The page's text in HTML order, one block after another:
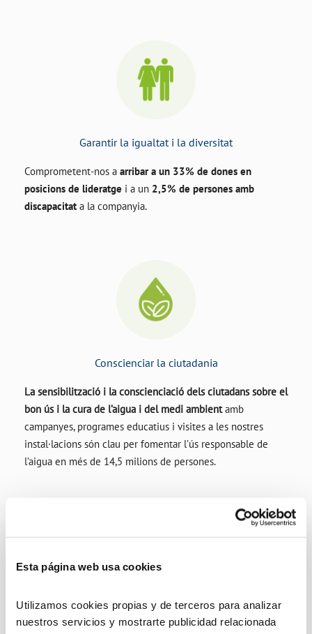
Esta página web usa cookies
Utilizamos cookies propias y de terceros para analizar
nuestros servicios y mostrarte publicidad relacionada
Garantir la igualtat i la diversitat
Comprometent-nos a arribar a un 33% de dones en
posicions de lideratge i a un 2,5% de persones amb
discapacitat a la companyia.
Conscienciar la ciutadania
La sensibilització i la conscienciació dels ciutadans sobre el
bon ús i la cura de l’aigua i del medi ambientamb
campanyes, programes educatius i visites a les nostres
instal·lacions són clau per fomentar l’ús responsable de
l’aigua en més de 14,5 milions de persones.
Aconseguir zero accidents laborals